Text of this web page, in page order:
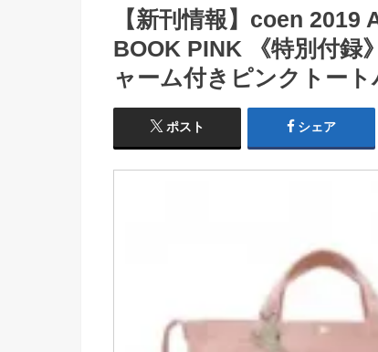
【新刊情報】coen 2019
BOOK PINK 《特別付録
ャーム付きピンクトー
ポスト シェア